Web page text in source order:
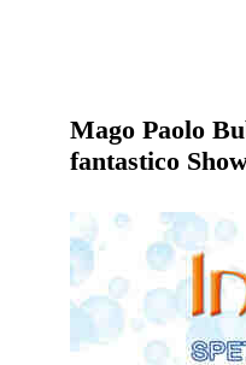
Mago Paolo
fantastico